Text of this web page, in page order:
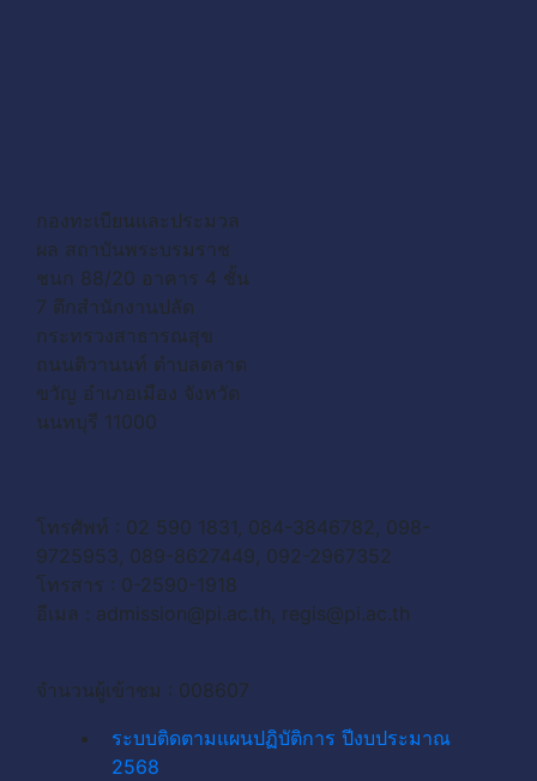
กองทะเบียนและประมวล
ผล สถาบันพระบรมราช
ชนก 88/20 อาคาร 4 ชั้น
7 ตึกสำนักงานปลัด
กระทรวงสาธารณสุข
ถนนติวานนท์ ตำบลตลาด
ขวัญ อำเภอเมือง จังหวัด
นนทบุรี 11000
โทรศัพท์ : 02 590 1831, 084-3846782, 098-
9725953, 089-8627449, 092-2967352
โทรสาร : 0-2590-1918
อีเมล : admission@pi.ac.th, regis@pi.ac.th
จำนวนผู้เข้าชม : 008607
ระบบติดตามแผนปฏิบัติการ ปีงบประมาณ
2568